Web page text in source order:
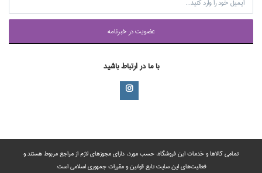
عضويت در خبرنامه
با ما در ارتباط باشید
تمامی‌ کالاها و خدمات این فروشگاه، حسب مورد،‌ دارای مجوزهای لازم از مراجع مربوط هستند ‌و‌‌
فعالیت‌های این سایت تابع قوانین و مقررات جمهوری اسلامی است.